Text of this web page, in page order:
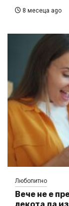
8 месеца ago
Любопитно
Вече не е